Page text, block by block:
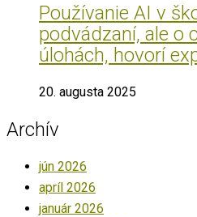
Používanie AI v
podvádzaní, ale o
úlohách, hovorí
20. augusta 2025
Archív
jún 2026
apríl 2026
január 2026